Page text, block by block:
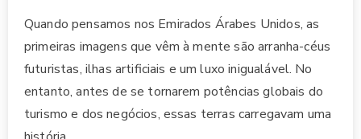
Quando pensamos nos Emirados Árabes Unidos, as
primeiras imagens que vêm à mente são arranha-céus
futuristas, ilhas artificiais e um luxo inigualável. No
entanto, antes de se tornarem potências globais do
turismo e dos negócios, essas terras carregavam uma